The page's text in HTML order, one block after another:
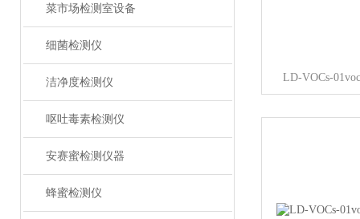
菜市场检测室设备
细菌检测仪
洁净度检测仪
呕吐毒素检测仪
安赛蜜检测仪器
蜂蜜检测仪
LD-VOCs-